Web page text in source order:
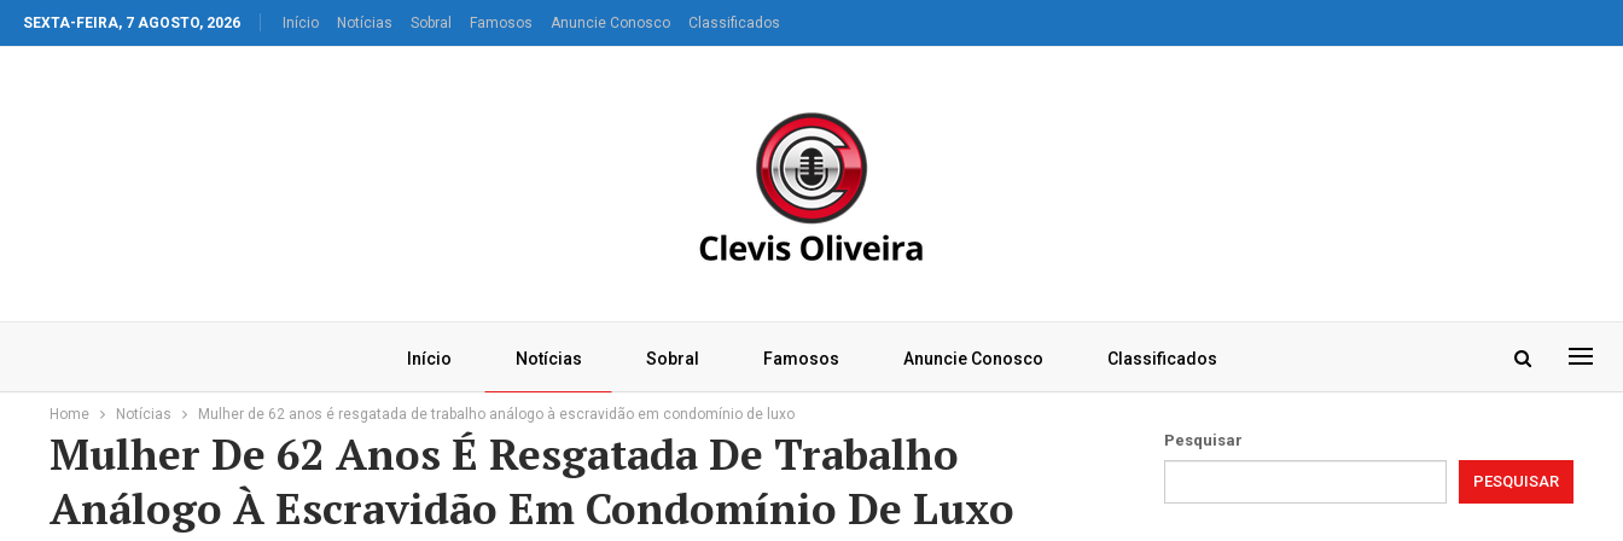
SEXTA-FEIRA, 7 AGOSTO, 2026 Início Notícias Sobral Famosos Anuncie Conosco Classificados
Início Notícias Sobral Famosos Anuncie Conosco Classificados
Home Notícias Mulher de 62 anos é resgatada de trabalho análogo à escravidão em condomínio de luxo
Mulher De 62 Anos É Resgatada De Trabalho
Análogo À Escravidão Em Condomínio De Luxo
Pesquisar
PESQUISAR